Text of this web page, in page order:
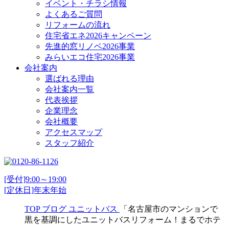
イベント・チラシ情報
よくあるご質問
リフォームの流れ
住宅省エネ2026キャンペーン
先進的窓リノベ2026事業
みらいエコ住宅2026事業
会社案内
選ばれる理由
会社案内一覧
代表挨拶
企業理念
会社概要
アクセスマップ
スタッフ紹介
[受付]9:00～19:00
[定休日]年末年始
TOP ブログ ユニットバス
「名古屋市のマンションで
黒を基調にしたユニットバスリフォーム！まるでホテ